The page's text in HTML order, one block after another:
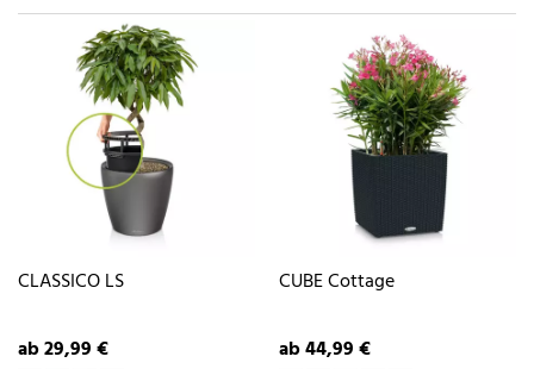
CLASSICO LS
ab 29,99 €
CUBE Cottage
ab 44,99 €